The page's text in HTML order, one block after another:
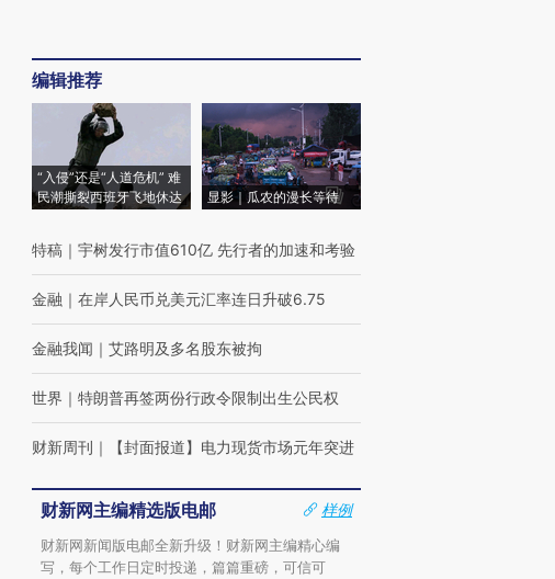
编辑推荐
“入侵”还是“人道危机” 难
民潮撕裂西班牙飞地休达
显影｜瓜农的漫长等待
特稿 ｜ 宇树发行市值610亿 先行者的加速和考验
金融 ｜ 在岸人民币兑美元汇率连日升破6.75
金融我闻 ｜ 艾路明及多名股东被拘
世界 ｜ 特朗普再签两份行政令限制出生公民权
财新周刊 ｜ 【封面报道】电力现货市场元年突进
财新网主编精选版电邮
样例
财新网新闻版电邮全新升级！财新网主编精心编
写，每个工作日定时投递，篇篇重磅，可信可